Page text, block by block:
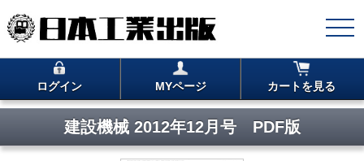
ログイン MYページ カートを見る
建設機械 2012年12月号 PDF版